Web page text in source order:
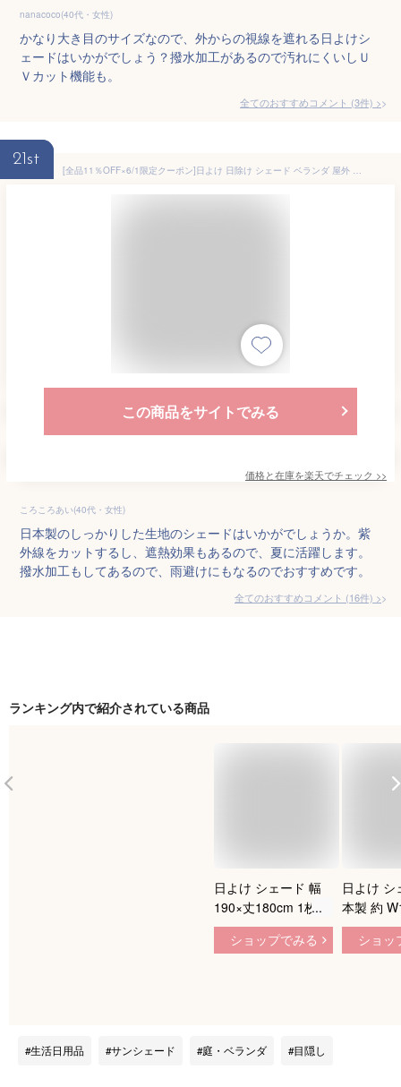
nanacoco(40代・女性)
かなり大き目のサイズなので、外からの視線を遮れる日よけシ
ェードはいかがでしょう？撥水加工があるので汚れにくいしＵ
Ｖカット機能も。
全てのおすすめコメント (3件) >
21st
[全品11％OFF×6/1限定クーポン]日よけ 日除け シェード ベランダ 屋外 撥水 サンシェード おしゃれ 既製 ベランダ 庭 タープ UVカット MKSS 無地 日本製 オーニング 風を通す 暑さ対策 バルコニー 大型 室外機 C-F-1
この商品をサイトでみる
価格と在庫を楽天でチェック >>
ころころあい(40代・女性)
日本製のしっかりした生地のシェードはいかがでしょうか。紫
外線をカットするし、遮熱効果もあるので、夏に活躍します。
撥水加工もしてあるので、雨避けにもなるのでおすすめです。
全てのおすすめコメント (16件) >
ランキング内で紹介されている商品
日よけ シェード 幅
190×丈180cm 1枚
UV93％カットオーニ
ング 撥水 紫外線 遮
料無料 あす楽 ベラ
ショップでみる
日よけ シ
本製 約
｜サン
ショッ
生活日用品 サンシェード 庭・ベランダ 目隠し